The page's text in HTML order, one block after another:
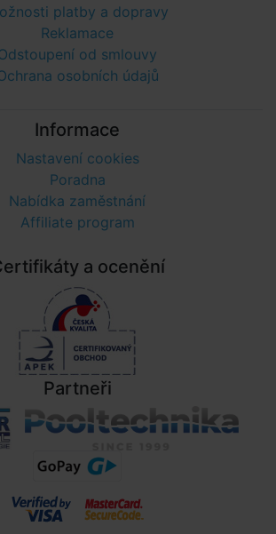
platby a dopravy
Reklamace
od smlouvy
osobních údajů
Informace
Nastavení cookies
Poradna
Nabídka zaměstnání
Affiliate program
a ocenění
Partneři